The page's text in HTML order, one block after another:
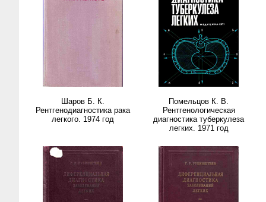
Шаров Б. К.
Рентгенодиагностика рака
легкого. 1974 год
Помельцов К. В.
Рентгенологическая
диагностика туберкулеза
легких. 1971 год